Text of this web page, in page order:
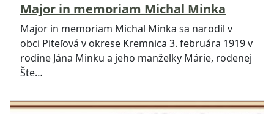
Major in memoriam Michal Minka
Major in memoriam Michal Minka sa narodil v
obci Piteľová v okrese Kremnica 3. februára 1919 v
rodine Jána Minku a jeho manželky Márie, rodenej
Šte…